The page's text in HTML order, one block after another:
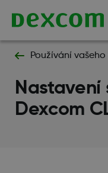
Používání
Nastavení
Dexcom